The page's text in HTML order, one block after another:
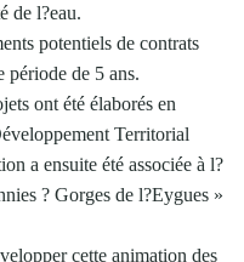
de l?eau.
potentiels de contrats
période de 5 ans.
ont été élaborés en
Territorial
a ensuite été associée à l?
? Gorges de l?Eygues »
cette animation des